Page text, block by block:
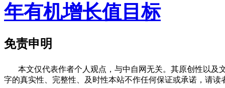
年有机增长值目标
免责申明
本文仅代表作者个人观点，与中自网无关。其原创性以及
字的真实性、完整性、及时性本站不作任何保证或承诺，请